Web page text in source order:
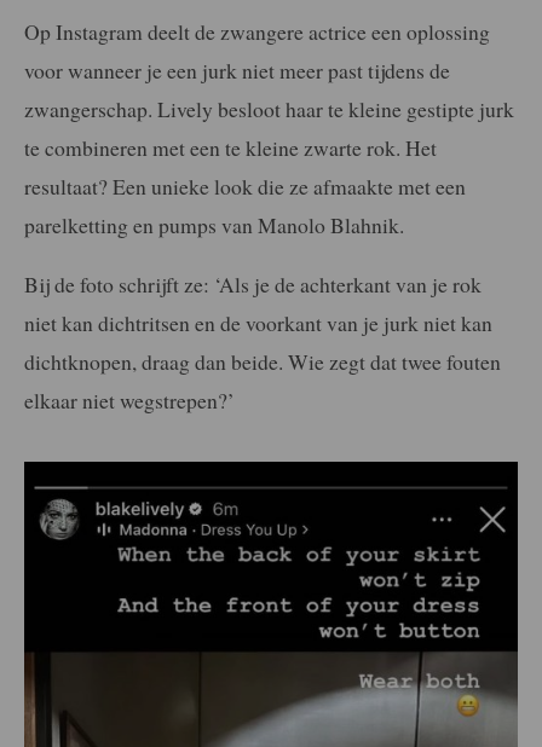
Op Instagram deelt de zwangere actrice een oplossing
voor wanneer je een jurk niet meer past tijdens de
zwangerschap. Lively besloot haar te kleine gestipte jurk
te combineren met een te kleine zwarte rok. Het
resultaat? Een unieke look die ze afmaakte met een
parelketting en pumps van Manolo Blahnik.
Bij de foto schrijft ze: ‘Als je de achterkant van je rok
niet kan dichtritsen en de voorkant van je jurk niet kan
dichtknopen, draag dan beide. Wie zegt dat twee fouten
elkaar niet wegstrepen?’